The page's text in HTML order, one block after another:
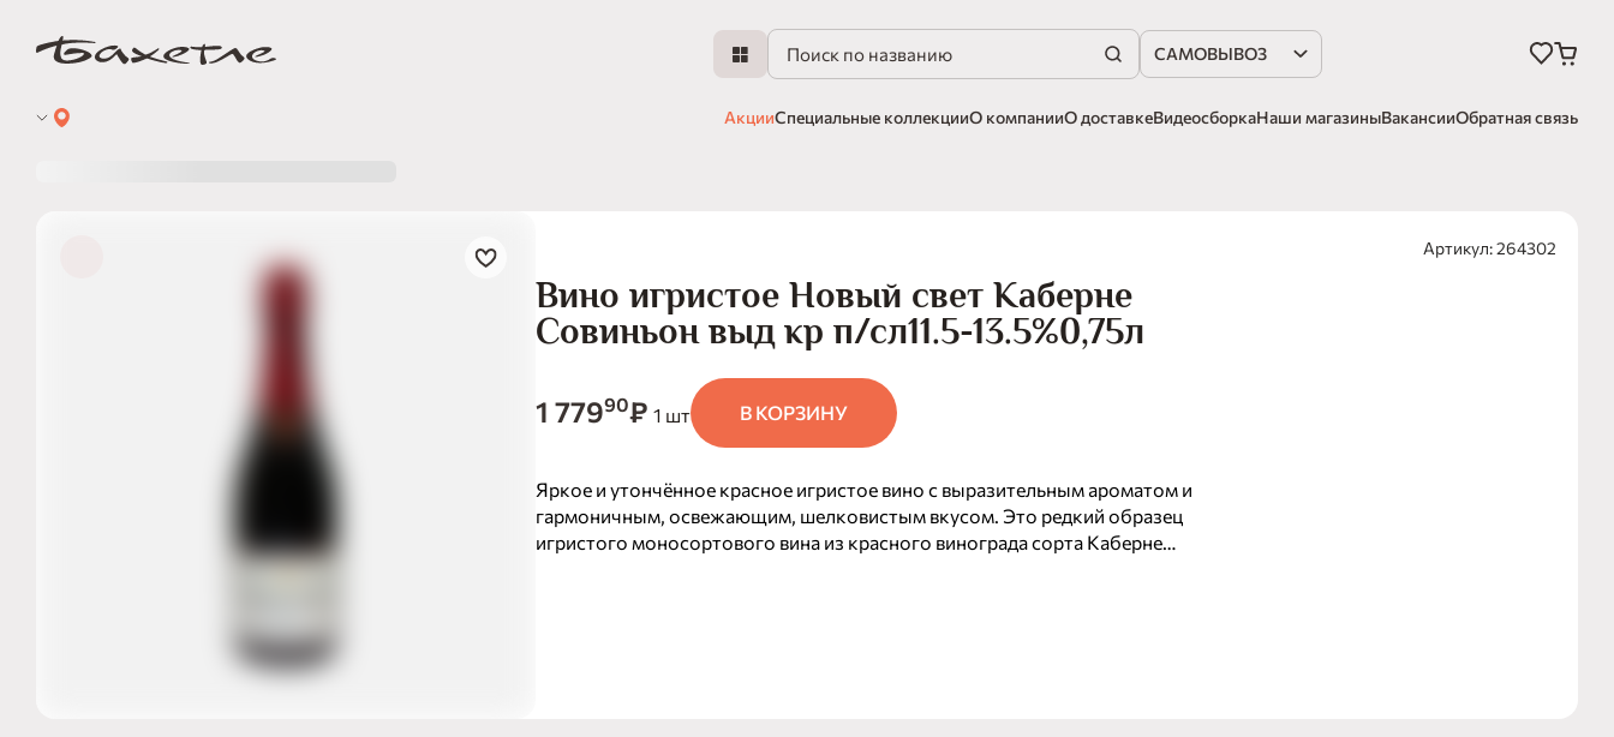
САМОВЫВОЗ
АкцииСпециальные коллекцииО компанииО доставкеВидеосборкаНаши магазиныВакансииОбратная связь
Вино игристое Новый свет Каберне
Совиньон выд кр п/сл11.5-13.5%0,75л
1 77990₽ 1 шт В КОРЗИНУ
Яркое и утончённое красное игристое вино с выразительным ароматом и
гармоничным, освежающим, шелковистым вкусом. Это редкий образец
игристого моносортового вина из красного винограда сорта Каберне
Артикул: 264302